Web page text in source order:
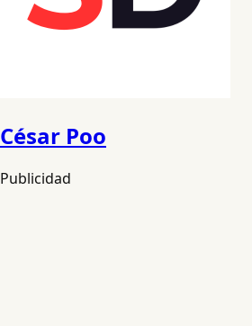
César Poo
Publicidad